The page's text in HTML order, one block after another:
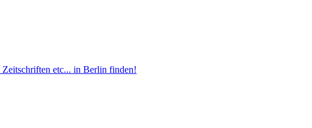
etc... in Berlin finden!